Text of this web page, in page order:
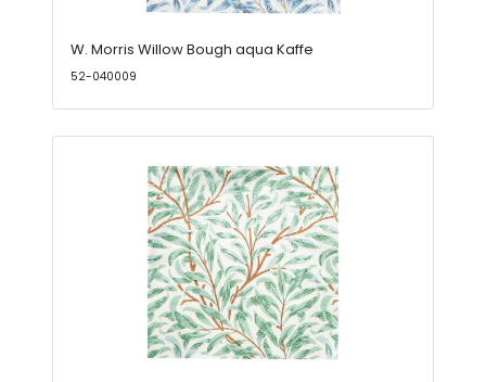
W. Morris Willow Bough aqua Kaffe
52-040009